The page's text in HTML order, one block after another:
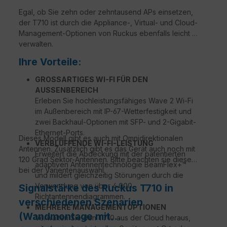
Egal, ob Sie zehn oder zehntausend APs einsetzen,
der T710 ist durch die Appliance-, Virtual- und Cloud-
Management-Optionen von Ruckus ebenfalls leicht zu
verwalten.
Ihre Vorteile:
GROSSARTIGES WI-FI FÜR DEN
AUSSENBEREICH
Erleben Sie hochleistungsfähiges Wave 2 Wi-Fi
im Außenbereich mit IP-67-Wetterfestigkeit und
zwei Backhaul-Optionen mit SFP- und 2-Gigabit-
Ethernet-Ports.
VERBLÜFFENDE WI-FI-LEISTUNG
Erweitert die Abdeckung mit der patentierten
adaptiven Antennentechnologie BeamFlex+™
und mildert gleichzeitig Störungen durch die
Verwendung von über 4.000
Richtantennendiagrammen.
MEHRERE MANAGEMENTOPTIONEN
Verwalten Sie den T710 aus der Cloud heraus,
Dieses Modell gibt es auch mit Omnidirektionalen
Antennen. Zusätzlich gibt es das Gerät auch noch mit
120 Grad Sektor-Antennen. Bitte beachten sie diese
bei der Varientenauswahl.
Signalstärke des Ruckus T710 in
verschiedenen Szenarien
(Wandmontage mit